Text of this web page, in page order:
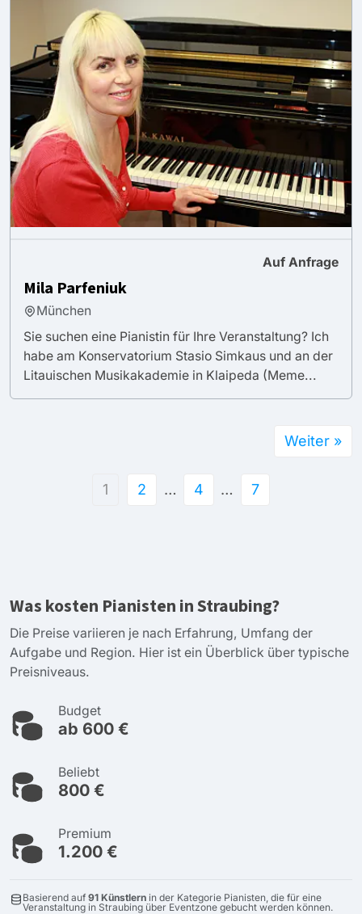
Auf Anfrage
Mila Parfeniuk
München
Sie suchen eine Pianistin für Ihre Veranstaltung? Ich
habe am Konservatorium Stasio Simkaus und an der
Litauischen Musikakademie in Klaipeda (Meme...
1 2 … 4 … 7
Weiter »
Was kosten Pianisten in Straubing?
Die Preise variieren je nach Erfahrung, Umfang der
Aufgabe und Region. Hier ist ein Überblick über typische
Preisniveaus.
Budget
ab 600 €
Beliebt
800 €
Premium
1.200 €
Basierend auf 91 Künstlern in der Kategorie Pianisten, die für eine
Veranstaltung in Straubing über Eventzone gebucht werden können.